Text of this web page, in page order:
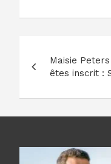
de
l’article
Maisie
êtes inscrit :